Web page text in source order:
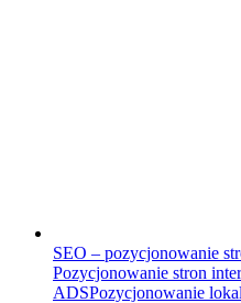
SEO – pozycjonowanie
Pozycjonowanie stron
ADSPozycjonowanie